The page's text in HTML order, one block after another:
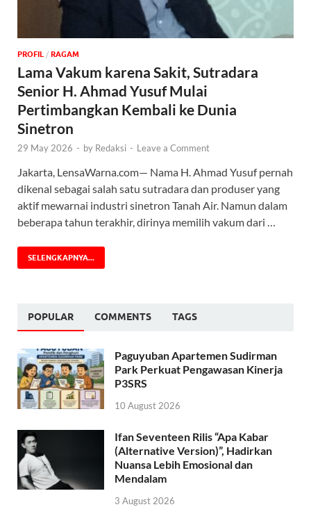
PROFIL / ‎RAGAM
Lama Vakum karena Sakit, Sutradara
Senior H. Ahmad Yusuf Mulai
Pertimbangkan Kembali ke Dunia
Sinetron
29 May 2026 - by Redaksi - Leave a Comment
Jakarta, LensaWarna.com— Nama H. Ahmad Yusuf pernah
dikenal sebagai salah satu sutradara dan produser yang
aktif mewarnai industri sinetron Tanah Air. Namun dalam
beberapa tahun terakhir, dirinya memilih vakum dari …
SELENGKAPNYA...
POPULAR COMMENTS TAGS
Paguyuban Apartemen Sudirman
Park Perkuat Pengawasan Kinerja
P3SRS
10 August 2026
Ifan Seventeen Rilis “Apa Kabar
(Alternative Version)”, Hadirkan
Nuansa Lebih Emosional dan
Mendalam
3 August 2026